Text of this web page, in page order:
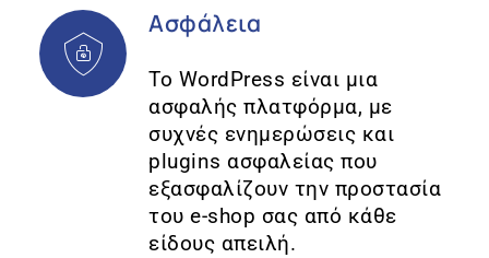
Ασφάλεια
Το WordPress είναι μια
ασφαλής πλατφόρμα, με
συχνές ενημερώσεις και
plugins ασφαλείας που
εξασφαλίζουν την προστασία
του e-shop σας από κάθε
είδους απειλή.